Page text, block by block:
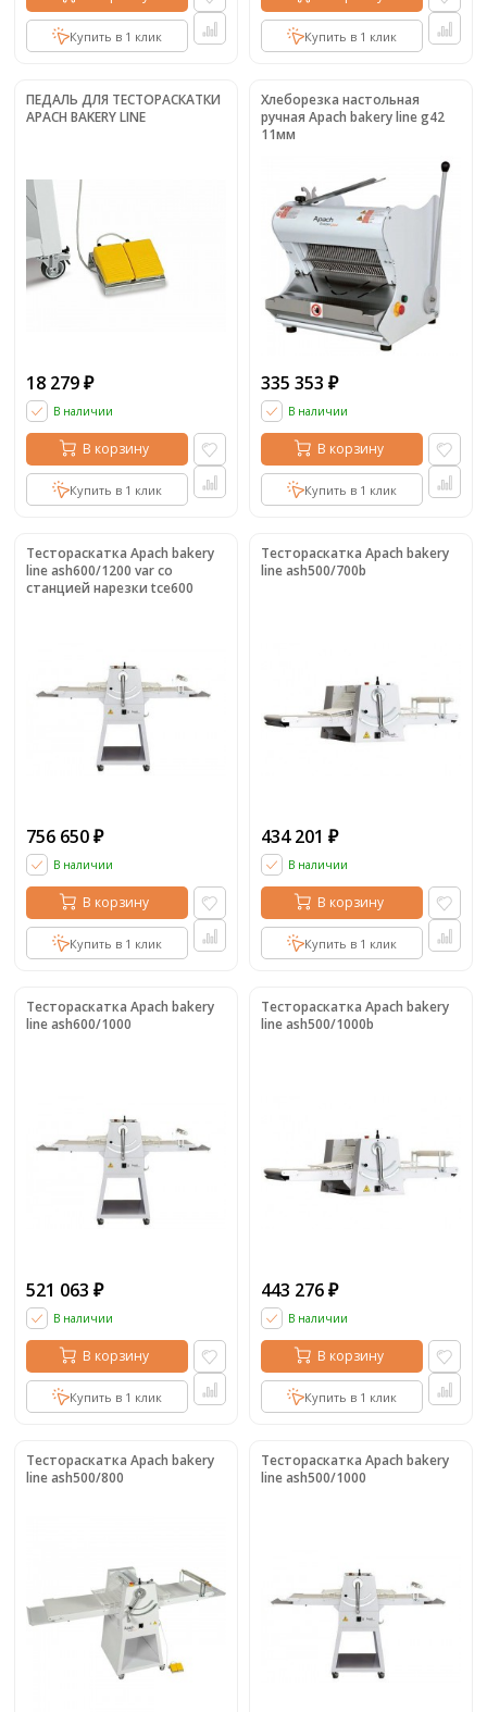
Купить в 1 клик Купить в 1 клик
ПЕДАЛЬ ДЛЯ ТЕСТОРАСКАТКИ
APACH BAKERY LINE
18 279 ₽
В наличии
В корзину
Купить в 1 клик
Хлеборезка настольная
ручная Apach bakery line g42
11мм
335 353 ₽
В наличии
В корзину
Купить в 1 клик
Тестораскатка Apach bakery
line ash600/1200 var со
станцией нарезки tce600
756 650 ₽
В наличии
В корзину
Купить в 1 клик
Тестораскатка Apach bakery
line ash500/700b
434 201 ₽
В наличии
В корзину
Купить в 1 клик
Тестораскатка Apach bakery
line ash600/1000
521 063 ₽
В наличии
В корзину
Купить в 1 клик
Тестораскатка Apach bakery
line ash500/1000b
443 276 ₽
В наличии
В корзину
Купить в 1 клик
Тестораскатка Apach bakery
line ash500/800
Тестораскатка Apach bakery
line ash500/1000